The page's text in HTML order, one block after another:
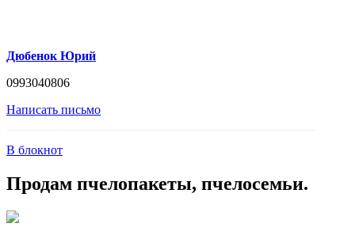
Дюбенок Юрий
0993040806
Написать письмо
В блокнот
Продам пчелопакеты, пчелосемьи.